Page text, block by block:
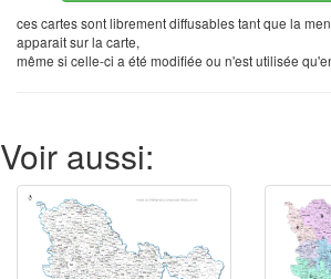
ces cartes sont librement diffusables tant que la
apparait sur la carte,
même si celle-ci a été modifiée ou n'est utilisée
Voir aussi: